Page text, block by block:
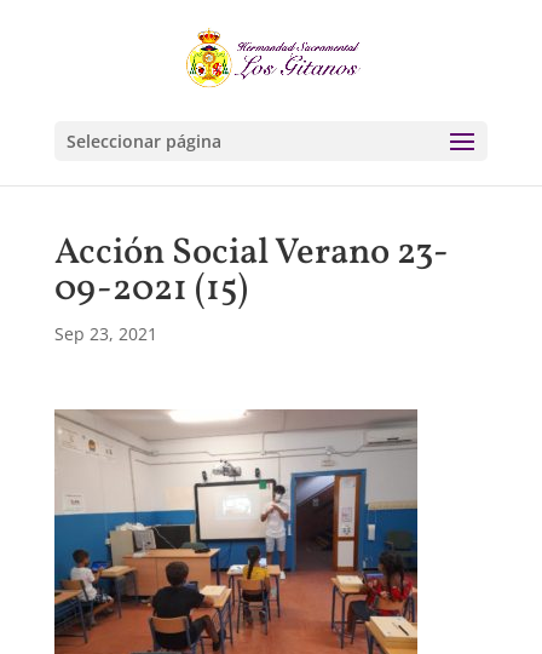
Seleccionar página
Acción Social Verano 23-
09-2021 (15)
Sep 23, 2021